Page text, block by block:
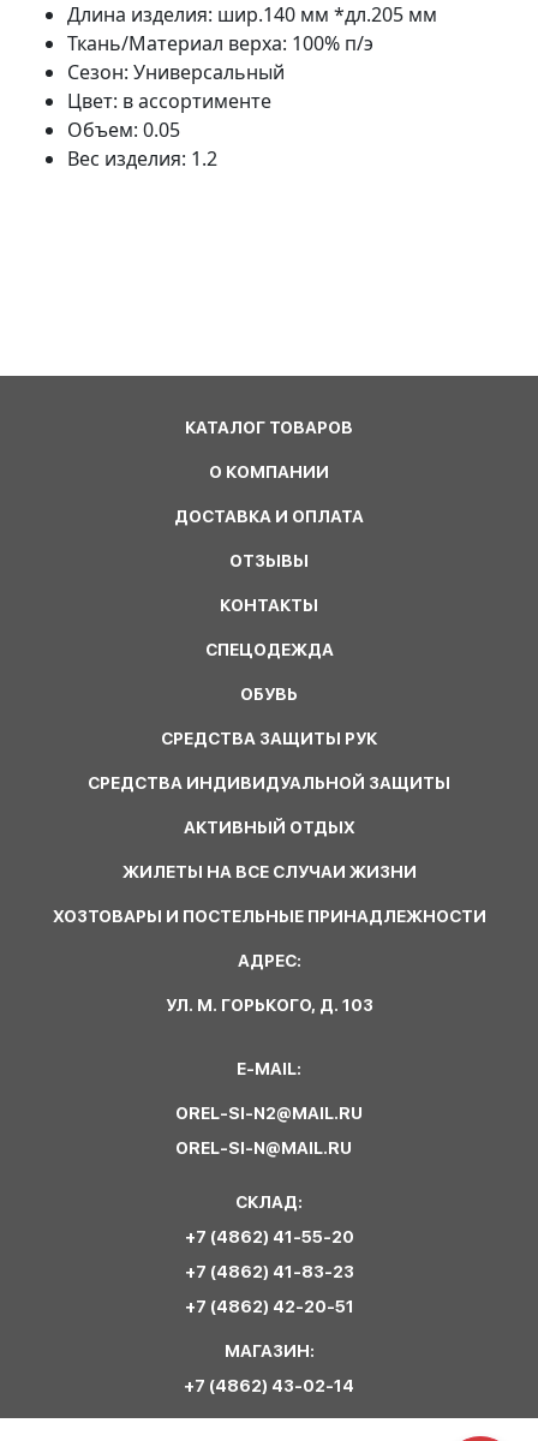
Длина изделия: шир.140 мм *дл.205 мм
Ткань/Материал верха: 100% п/э
Сезон: Универсальный
Цвет: в ассортименте
Объем: 0.05
Вес изделия: 1.2
КАТАЛОГ ТОВАРОВ
О КОМПАНИИ
ДОСТАВКА И ОПЛАТА
ОТЗЫВЫ
КОНТАКТЫ
СПЕЦОДЕЖДА
ОБУВЬ
СРЕДСТВА ЗАЩИТЫ РУК
СРЕДСТВА ИНДИВИДУАЛЬНОЙ ЗАЩИТЫ
АКТИВНЫЙ ОТДЫХ
ЖИЛЕТЫ НА ВСЕ СЛУЧАИ ЖИЗНИ
ХОЗТОВАРЫ И ПОСТЕЛЬНЫЕ ПРИНАДЛЕЖНОСТИ
АДРЕС:
УЛ. М. ГОРЬКОГО, Д. 103
E-MAIL:
OREL-SI-N2@MAIL.RU
OREL-SI-N@MAIL.RU
СКЛАД:
+7 (4862) 41-55-20
+7 (4862) 41-83-23
+7 (4862) 42-20-51
МАГАЗИН:
+7 (4862) 43-02-14